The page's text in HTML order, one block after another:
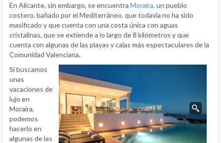
En Alicante, sin embargo, se encuentra Moraira, un pueblo
costero, bañado por el Mediterráneo, que todavía no ha sido
masificado y que cuenta con una costa única con aguas
cristalinas, que se extiende a lo largo de 8 kilómetros y que
cuenta con algunas de las playas y calas más espectaculares de la
Comunidad Valenciana.
Si buscamos
unas
vacaciones de
lujo en
Moraira,
podemos
hacerlo en
algunas de las